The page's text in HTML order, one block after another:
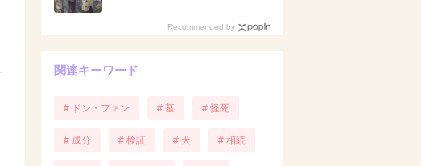
Recommended by
関連キーワード
# ドン・ファン # 墓 # 怪死
# 成分 # 検証 # 犬 # 相続